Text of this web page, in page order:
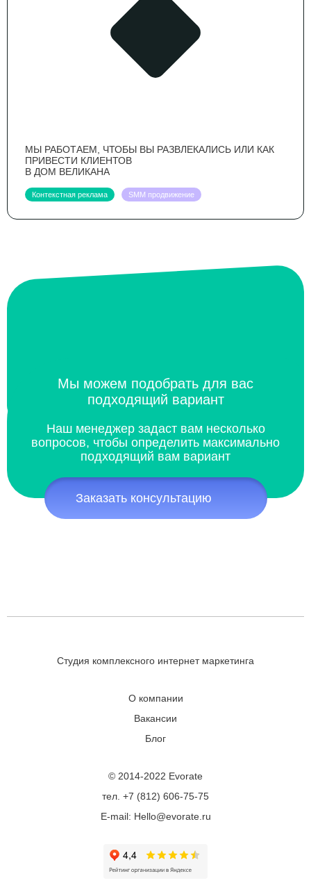
МЫ РАБОТАЕМ, ЧТОБЫ ВЫ РАЗВЛЕКАЛИСЬ ИЛИ КАК
ПРИВЕСТИ КЛИЕНТОВ
В ДОМ ВЕЛИКАНА
Контекстная реклама SMM продвижение
Мы можем подобрать для вас
подходящий вариант
Наш менеджер задаст вам несколько
вопросов, чтобы определить максимально
подходящий вам вариант
Заказать консультацию
Студия комплексного интернет маркетинга
О компании
Вакансии
Блог
© 2014-2022 Evorate
тел. +7 (812) 606-75-75
E-mail: Hello@evorate.ru